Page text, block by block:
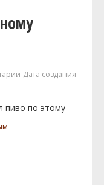
Дата создания
пиво по этому